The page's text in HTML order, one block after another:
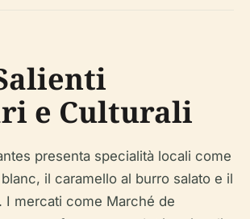
e Culturali
presenta specialità locali come
il caramello al burro salato e il
I mercati come Marché de